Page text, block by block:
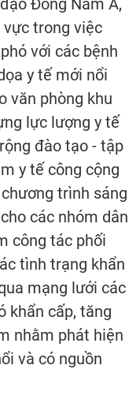
Đông Nam Á,
vực trong việc
với các bệnh
y tế mới nổi
văn phòng khu
lực lượng y tế
đào tạo - tập
y tế công cộng
trình sáng
các nhóm dân
công tác phối
tình trạng khẩn
mạng lưới các
khẩn cấp, tăng
nhằm phát hiện
và có nguồn